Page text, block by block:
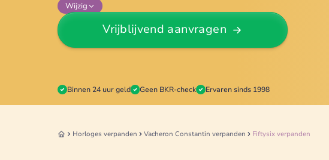
Wijzig
Vrijblijvend aanvragen
Binnen 24 uur geld Geen BKR-check Ervaren sinds 1998
Horloges verpanden Vacheron Constantin verpanden Fiftysix verpanden